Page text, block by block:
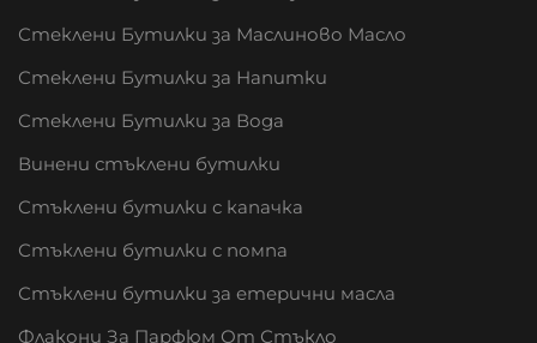
Стеклени Бутилки за Маслиново Масло
Стеклени Бутилки за Напитки
Стеклени Бутилки за Вода
Винени стъклени бутилки
Стъклени бутилки с капачка
Стъклени бутилки с помпа
Стъклени бутилки за етерични масла
Флакони За Парфюм От Стъкло